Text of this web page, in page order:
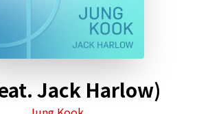
Jack Harlow)